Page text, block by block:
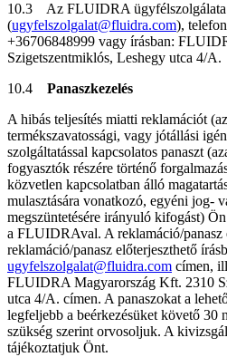
10.3 Az FLUIDRA ügyfélszolgálata
(ugyfelszolgalat@fluidra.com),
+36706848999 vagy írásban:
Szigetszentmiklós, Leshegy utca 4/A.
10.4 Panaszkezelés
A hibás teljesítés miatti reklamációt
termékszavatossági, vagy jótállási
szolgáltatással kapcsolatos panaszt
fogyasztók részére történő
közvetlen kapcsolatban álló
mulasztására vonatkozó, egyéni jog-
megszüntetésére irányuló kifogást)
a FLUIDRAval. A reklamáció/panasz
reklamáció/panasz előterjeszthető
ugyfelszolgalat@fluidra.com címen,
FLUIDRA Magyarország Kft. 2310
utca 4/A. címen. A panaszokat a
legfeljebb a beérkezésüket követő 30
szükség szerint orvosoljuk. A
tájékoztatjuk Önt.